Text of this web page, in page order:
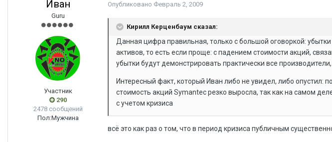
Иван
Guru
Участник
290
2478 сообщений
Пол:Мужчина
Опубликовано Февраль 2, 2009
Кирилл Керценбаум сказал:
Данная цифра правильная, только с большой оговоркой:
активов, то есть если проще: с падением стоимости акций,
убытки будут демонстрировать практически все
Интересный факт, который Иван либо не увидел, либо опустил:
стоимость акций Symantec резко выросла, так как на самом
с учетом кризиса
всё это как раз о том, что в период кризиса публичным